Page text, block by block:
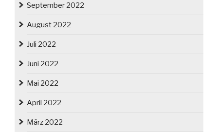
September 2022
August 2022
Juli 2022
Juni 2022
Mai 2022
April 2022
März 2022